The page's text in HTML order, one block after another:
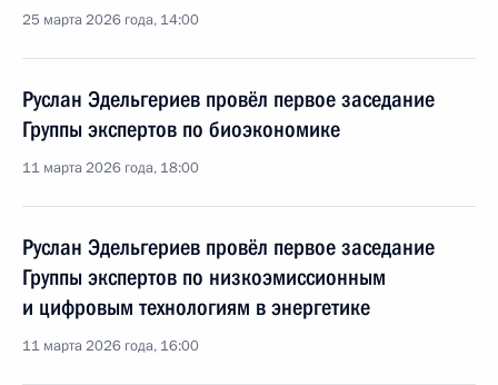
25 марта 2026 года, 14:00
Руслан Эдельгериев провёл первое заседание
Группы экспертов по биоэкономике
11 марта 2026 года, 18:00
Руслан Эдельгериев провёл первое заседание
Группы экспертов по низкоэмиссионным
и цифровым технологиям в энергетике
11 марта 2026 года, 16:00